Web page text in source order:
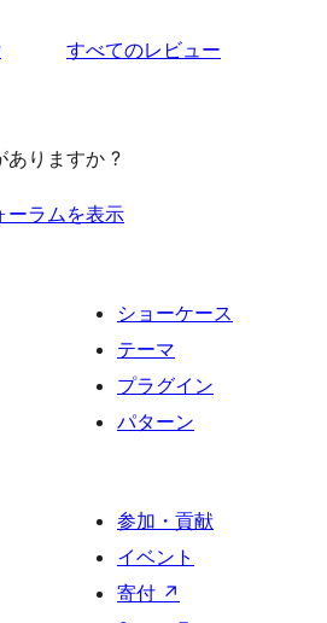
すべてのレビュー
ありますか ?
ーラムを表示
ショーケース
テーマ
プラグイン
パターン
参加・貢献
イベント
寄付 ↗